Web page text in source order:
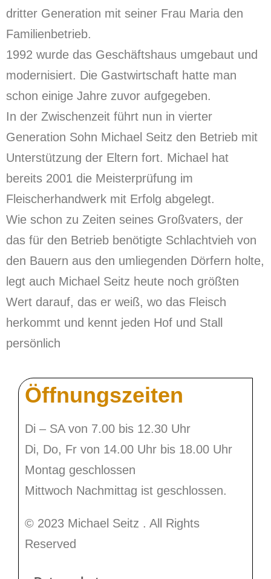
dritter Generation mit seiner Frau Maria den
Familienbetrieb.
1992 wurde das Geschäftshaus umgebaut und
modernisiert. Die Gastwirtschaft hatte man
schon einige Jahre zuvor aufgegeben.
In der Zwischenzeit führt nun in vierter
Generation Sohn Michael Seitz den Betrieb mit
Unterstützung der Eltern fort. Michael hat
bereits 2001 die Meisterprüfung im
Fleischerhandwerk mit Erfolg abgelegt.
Wie schon zu Zeiten seines Großvaters, der
das für den Betrieb benötigte Schlachtvieh von
den Bauern aus den umliegenden Dörfern holte,
legt auch Michael Seitz heute noch größten
Wert darauf, das er weiß, wo das Fleisch
herkommt und kennt jeden Hof und Stall
persönlich
Öffnungszeiten
Di – SA von 7.00 bis 12.30 Uhr
Di, Do, Fr von 14.00 Uhr bis 18.00 Uhr
Montag geschlossen
Mittwoch Nachmittag ist geschlossen.
© 2023 Michael Seitz . All Rights
Reserved